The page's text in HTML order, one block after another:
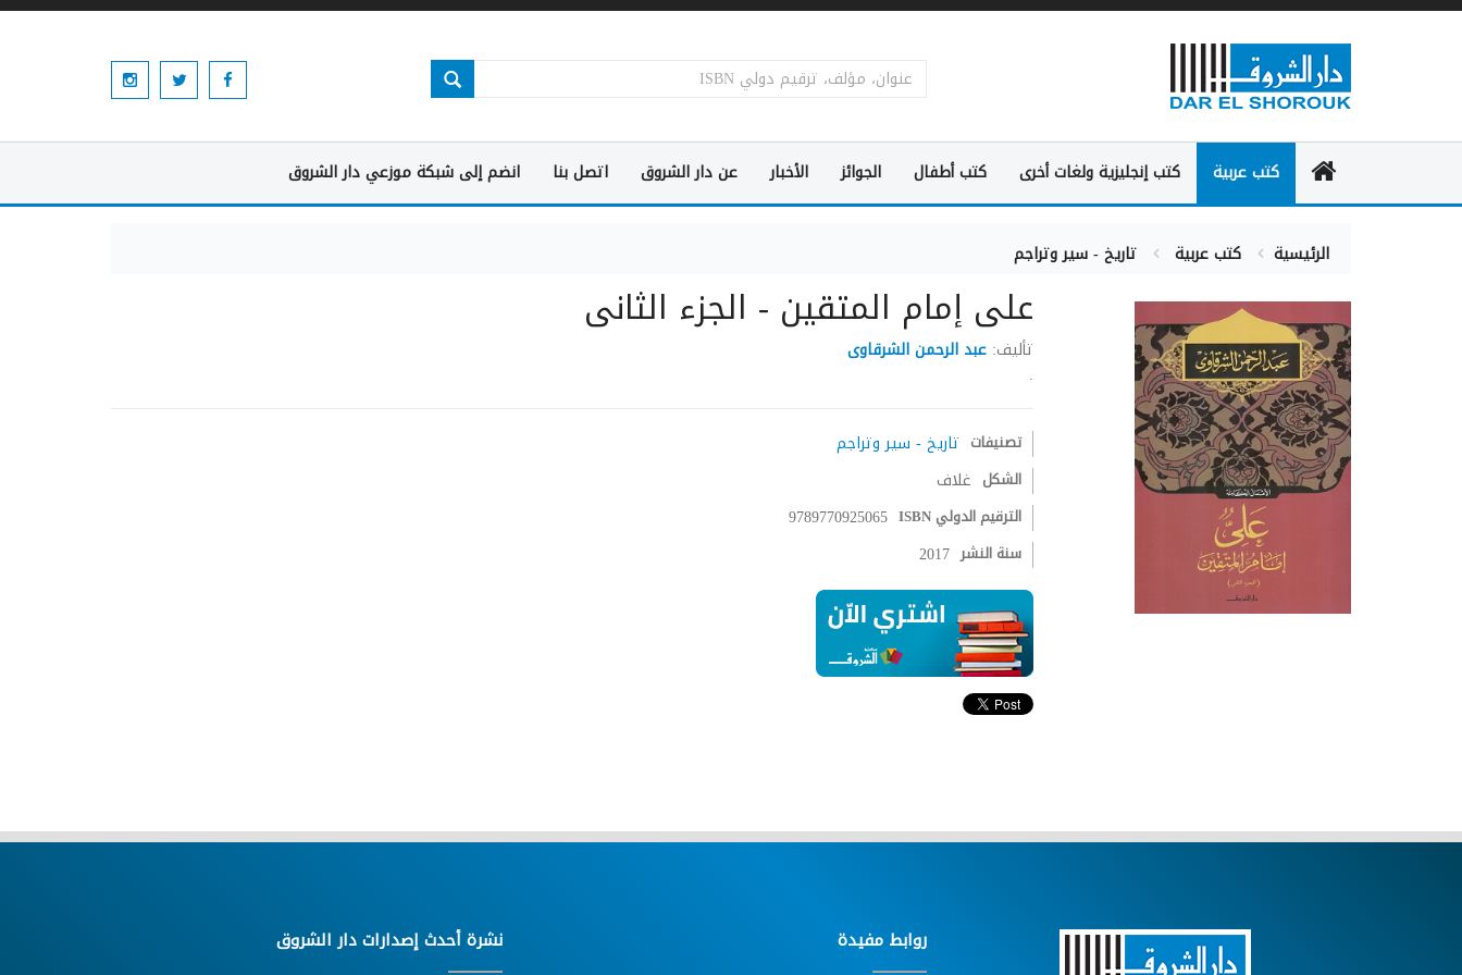
كتب عربية كتب إنجليزية ولغات أخرى كتب أطفال الجوائز الأخبار عن دار الشروق اتصل بنا انضم إلى شبكة موزعي دار الشروق
الرئيسية كتب عربية تاريخ - سير وتراجم
على إمام المتقين - الجزء الثانى
تأليف:عبد الرحمن الشرقاوى
.
تصنيفات تاريخ - سير وتراجم
الشكل غلاف
الترقيم الدولي ISBN 9789770925065
سنة النشر 2017
روابط مفيدة نشرة أحدث إصدارات دار الشروق